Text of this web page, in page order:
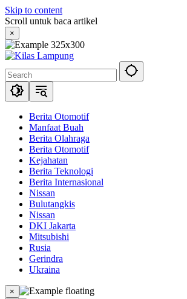
Skip to content
Scroll untuk baca artikel
×
Berita Otomotif
Manfaat Buah
Berita Olahraga
Berita Otomotif
Kejahatan
Berita Teknologi
Berita Internasional
Nissan
Bulutangkis
Nissan
DKI Jakarta
Mitsubishi
Rusia
Gerindra
Ukraina
×